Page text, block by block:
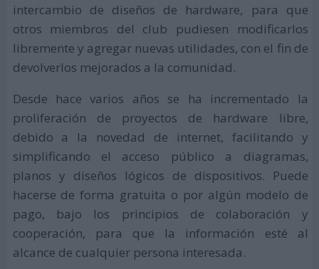
intercambio de diseños de hardware, para que
otros miembros del club pudiesen modificarlos
libremente y agregar nuevas utilidades, con el fin de
devolverlos mejorados a la comunidad.
Desde hace varios años se ha incrementado la
proliferación de proyectos de hardware libre,
debido a la novedad de internet, facilitando y
simplificando el acceso público a diagramas,
planos y diseños lógicos de dispositivos. Puede
hacerse de forma gratuita o por algún modelo de
pago, bajo los principios de colaboración y
cooperación, para que la información esté al
alcance de cualquier persona interesada.